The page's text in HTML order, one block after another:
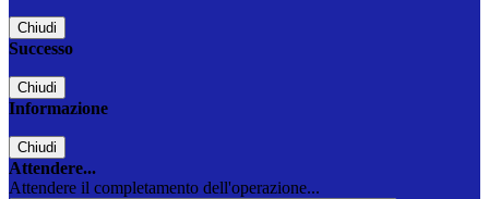
Chiudi
Successo
Chiudi
Informazione
Chiudi
Attendere...
Attendere il completamento dell'operazione...